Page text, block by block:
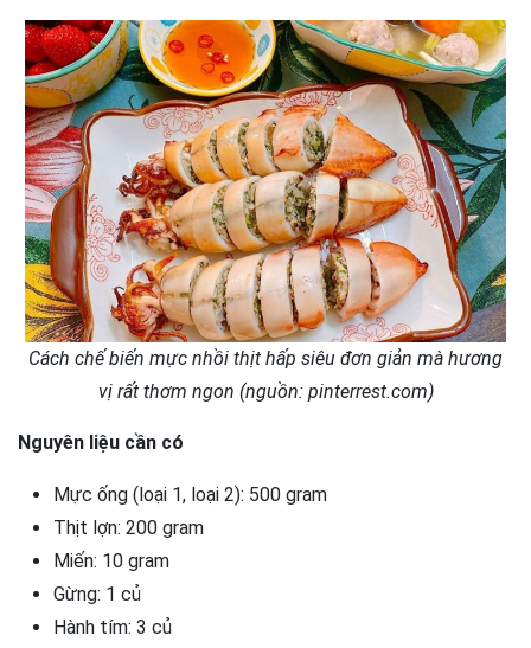
Cách chế biến mực nhồi thịt hấp siêu đơn giản mà hương
vị rất thơm ngon (nguồn: pinterrest.com)
Nguyên liệu cần có
Mực ống (loại 1, loại 2): 500 gram
Thịt lợn: 200 gram
Miến: 10 gram
Gừng: 1 củ
Hành tím: 3 củ